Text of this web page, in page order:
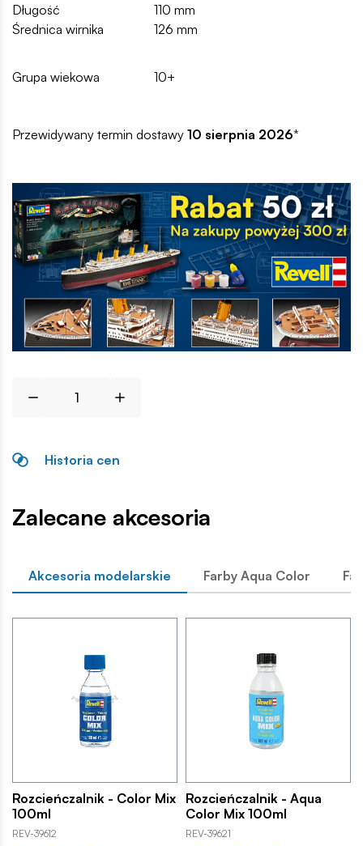
Długość
110 mm
Średnica wirnika
126 mm
Grupa wiekowa 10+
Przewidywany termin dostawy 10 sierpnia 2026*
Historia cen
Zalecane akcesoria
Akcesoria modelarskie Farby Aqua Color
Rozcieńczalnik - Color Mix
100ml
REV-39612
Rozcieńczalnik - Aqua
Color Mix 100ml
REV-39621